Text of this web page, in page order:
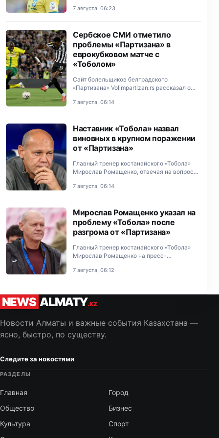
7 августа, 06:23
Сербское СМИ отметило
проблемы «Партизана» в
еврокубковом матче с
«Тоболом»
Сайт болельщиков белградского
«Партизана» Volimpartizan.rs рассказал о
матче третьего раунда квалификации Лиги
7 августа, 06:14
Наставник «Тобола» назвал
виновных в крупном поражении
от «Партизана»
Главный тренер костанайского «Тобола»
Мирослав Ромащенко, отвечая на вопрос
не удивила игра сербского «Партизана».
7 августа, 06:14
Мирослав Ромащенко указал на
проблему «Тобола» после
разгрома от «Партизана»
Главный тренер костанайского «Тобола»
Мирослав Ромащенко на пресс-
команды с реализацией.
7 августа, 06:12
NEWS ALMATY.KZ
Новости Алматы и важные события Казахстана —
ясно, быстро, по существу.
Следите за новостями
РАЗДЕЛЫ
Главная
Город
Общество
Бизнес
Культура
Спорт